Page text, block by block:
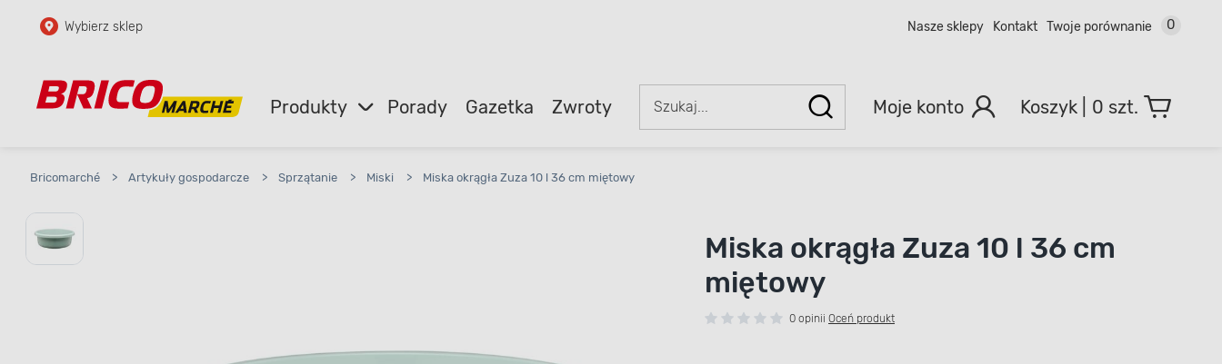
Przejdź do głównej zawartości
Przejdź do wyszukiwarki
Wybierz sklep Nasze sklepy Kontakt Twoje porównanie 0
Produkty Porady Gazetka Zwroty Moje konto 0 szt.
Bricomarché > Artykuły gospodarcze > Sprzątanie > Miski > Miska okrągła Zuza 10 l 36 cm miętowy
Miska okrągła Zuza 10 l 36 cm
miętowy
0 opinii Oceń produkt